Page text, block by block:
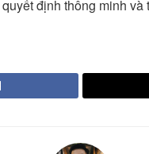
định thông minh và